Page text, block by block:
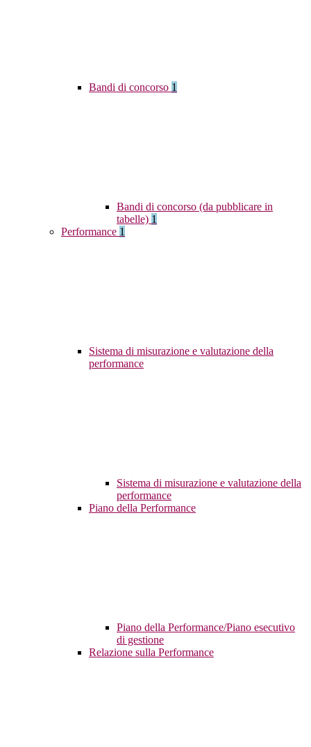
Bandi di concorso 1
Bandi di concorso (da pubblicare in
tabelle) 1
Performance 1
Sistema di misurazione e valutazione della
performance
Sistema di misurazione e valutazione della
performance
Piano della Performance
Piano della Performance/Piano esecutivo
di gestione
Relazione sulla Performance